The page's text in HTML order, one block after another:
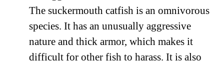
The suckermouth catfish is an omnivorous
species. It has an unusually aggressive
nature and thick armor, which makes it
difficult for other fish to harass. It is also